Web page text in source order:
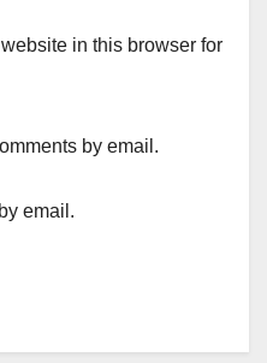
in this browser for
by email.
email.